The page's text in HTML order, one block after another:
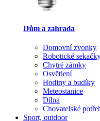
Dům a zahrada
Domovní zvonky
Robotické
Chytré zámky
Osvětlení
Hodiny a budíky
Meteostanice
Dílna
Chovatelské
Sport, outdoor